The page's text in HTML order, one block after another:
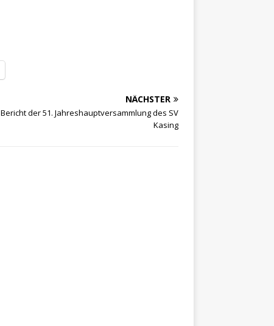
NÄCHSTER
Bericht der 51. Jahreshauptversammlung des SV
Kasing